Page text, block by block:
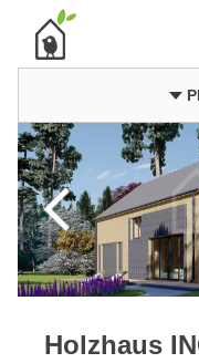
Holzhaus